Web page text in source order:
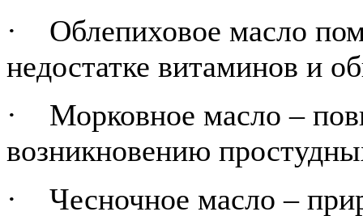
· Облепиховое масло
недостатке витаминов и
· Морковное масло –
возникновению
· Чесночное масло –